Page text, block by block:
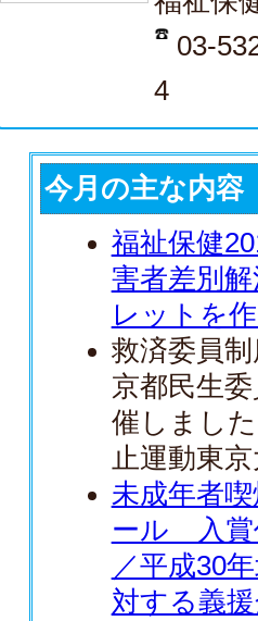
03-
4
今月の主な内容
福祉保健
害者差別
レットを
救済委員
京都民生
催しまし
止運動東
未成年者
ール 入賞
／平成30
対する義